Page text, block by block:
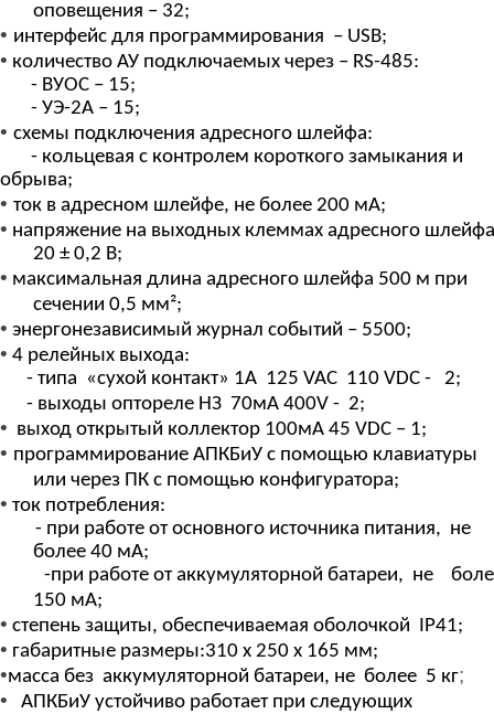
оповещения – 32;
• интерфейс для программирования – USB;
• количество АУ подключаемых через – RS-485:
- ВУОС – 15;
- УЭ-2А – 15;
• схемы подключения адресного шлейфа:
- кольцевая с контролем короткого замыкания и
обрыва;
• ток в адресном шлейфе, не более 200 мА;
• напряжение на выходных клеммах адресного шлейфа
20 ± 0,2 В;
• максимальная длина адресного шлейфа 500 м при
сечении 0,5 мм²;
• энергонезависимый журнал событий – 5500;
• 4 релейных выхода:
- типа «сухой контакт» 1А 125 VAC 110 VDC -
2;
- выходы оптореле НЗ 70мА 400V - 2;
• выход открытый коллектор 100мА 45 VDC – 1;
• программирование АПКБиУ с помощью клавиатуры
или через ПК с помощью конфигуратора;
• ток потребления:
- при работе от основного источника питания, не
более 40 мА;
-при работе отаккумуляторной батареи, не
150 мА;
• степень защиты, обеспечиваемая оболочкой IP41;
• габаритные размеры:310 х 250 х 165 мм;
•масса без аккумуляторной батареи, не более 5 кг;
• АПКБиУ устойчиво работает при следующих